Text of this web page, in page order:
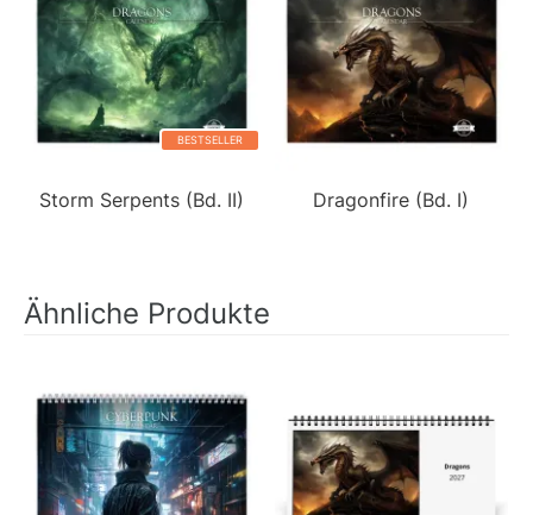
BESTSELLER
Storm Serpents (Bd. II) Dragonfire (Bd. I)
Ähnliche Produkte